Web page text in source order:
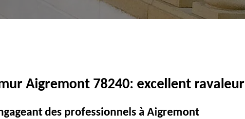
Aigremont 78240: excellent ravaleur
des professionnels à Aigremont